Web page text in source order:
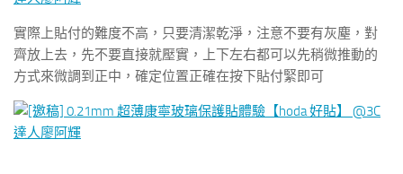
實際上貼付的難度不高，只要清潔乾淨，注意不要有灰塵，對
齊放上去，先不要直接就壓實，上下左右都可以先稍微推動的
方式來微調到正中，確定位置正確在按下貼付緊即可